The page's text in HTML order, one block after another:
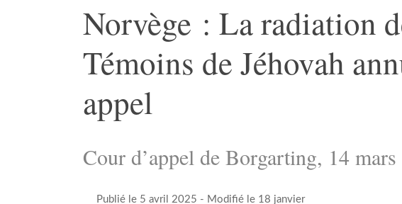
Norvège : La radiation
Témoins de Jéhovah
appel
Cour d’appel de Borgarting, 14 mars
Publié le 5 avril 2025 - Modifié le 18 janvier